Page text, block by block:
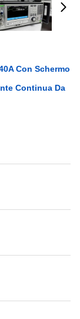
Con Schermo
Continua Da